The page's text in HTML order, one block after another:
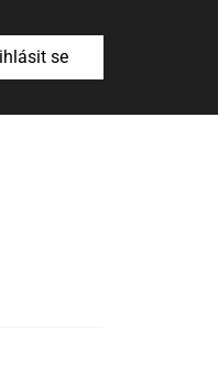
se